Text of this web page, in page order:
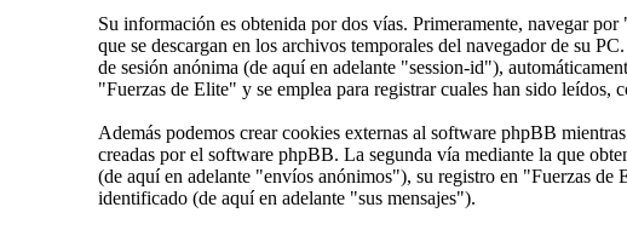
Su información es obtenida por dos vías. Primeramente, navegar
que se descargan en los archivos temporales del navegador de su
de sesión anónima (de aquí en adelante "session-id"),
"Fuerzas de Elite" y se emplea para registrar cuales han sido leídos,
Además podemos crear cookies externas al software phpBB
creadas por el software phpBB. La segunda vía mediante la que
(de aquí en adelante "envíos anónimos"), su registro en "Fuerzas de
identificado (de aquí en adelante "sus mensajes").